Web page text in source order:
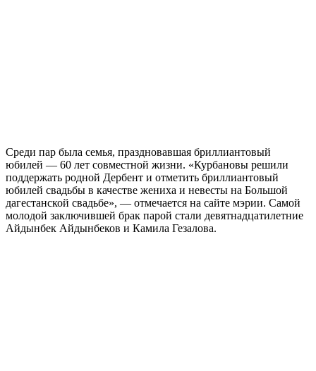
Среди пар была семья, праздновавшая бриллиантовый
юбилей — 60 лет совместной жизни. «Курбановы решили
поддержать родной Дербент и отметить бриллиантовый
юбилей свадьбы в качестве жениха и невесты на Большой
дагестанской свадьбе», — отмечается на сайте мэрии. Самой
молодой заключившей брак парой стали девятнадцатилетние
Айдынбек Айдынбеков и Камила Гезалова.